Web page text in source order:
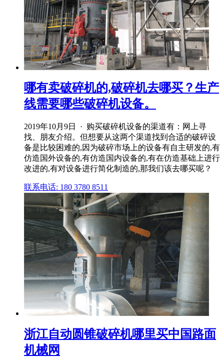
哪有卖破碎机的,破碎机去哪买？生产
线需要哪些破碎机设备。
2019年10月9日 · 购买破碎机设备的渠道有：网上寻
找、朋友介绍。但想要从这两个渠道找到合适的破碎设
备是比较困难的,因为破碎市场上的设备有自主研发的,有
仿造国外设备的,有仿造国内设备的,有在仿造基础上进行
改进的,有对设备进行简化制造的,那我们该去哪买呢？
联系电话: 180 3780 8511
浙江自动圆锥破碎机哪里买中国路面
机械网